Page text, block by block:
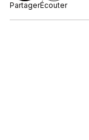
PartagerÉcouter